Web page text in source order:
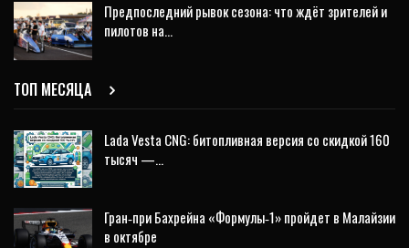
Предпоследний рывок сезона: что ждёт зрителей и
пилотов на…
ТОП МЕСЯЦА
Lada Vesta CNG: битопливная версия со скидкой 160
тысяч —…
Гран‑при Бахрейна «Формулы‑1» пройдет в Малайзии
в октябре